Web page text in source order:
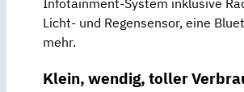
Infotainment-System inklusive
Licht- und Regensensor, eine
mehr.
Klein, wendig, toller